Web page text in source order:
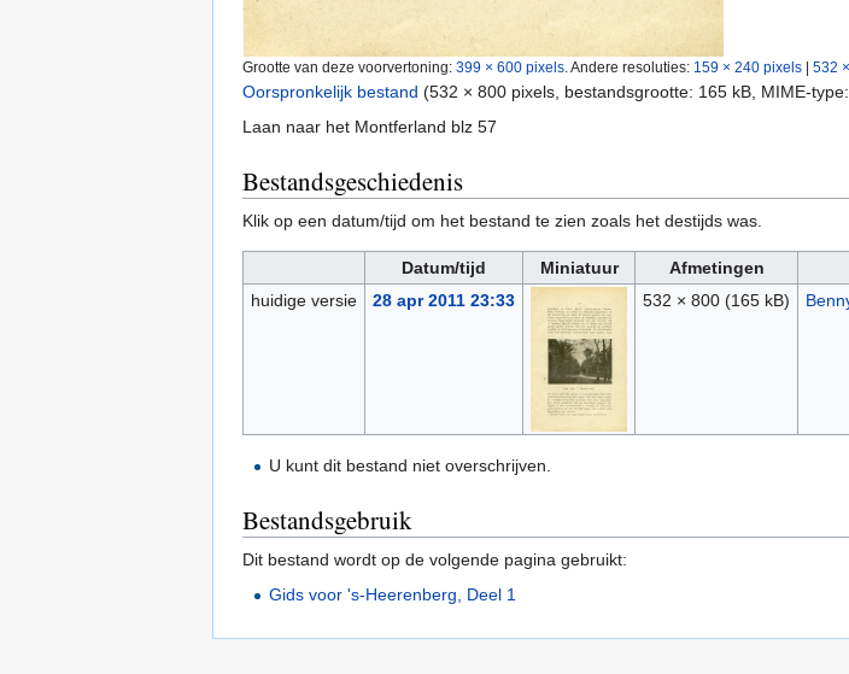
Grootte van deze voorvertoning: 399 × 600 pixels Andere resoluties: 159 × 240 pixels | 532
Oorspronkelijk bestand (532 × 800 pixels, bestandsgrootte: 165 kB, MIME-type:
Laan naar het Montferland blz 57
Bestandsgeschiedenis
Klik op een datum/tijd om het bestand te zien zoals het destijds was.
Datum/tijd Miniatuur Afmetingen
huidige versie
28 apr 2011 23:33 532 × 800 (165 kB)
U kunt dit bestand niet overschrijven.
Bestandsgebruik
Dit bestand wordt op de volgende pagina gebruikt:
Gids voor 's-Heerenberg, Deel 1